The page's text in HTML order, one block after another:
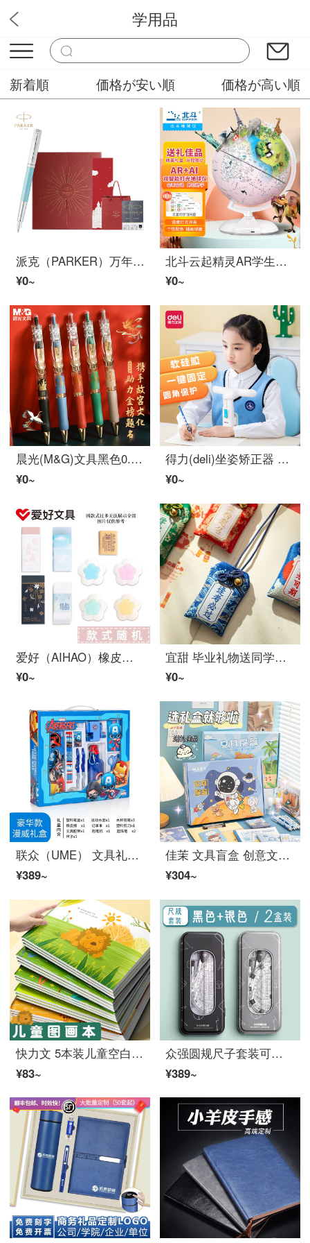
文房具屋
学用品
新着順 価格が安い順 価格が高い順
派克（PARKER）万年筆 签字笔 商务送礼学生男女生日礼物 文具 练字书法 威雅XL无畏蓝墨水笔+梦笔生花礼盒
¥0~
北斗云起精灵AR学生地球仪男孩女孩智能语音儿童生日礼物文具G2095AIGZ公主粉（新）
¥0~
晨光(M&G)文具黑色0.5mm学生ボールペン 按动子弹头签字笔 金榜题名系列高颜值水笔 5支/盒AGPK35Y9
¥0~
得力(deli)坐姿矫正器 学生写字矫正器 儿童纠正写字姿势写作业预防低头正姿支架 一键夹桌款74353蓝
¥0~
爱好（AIHAO）橡皮擦学生考试美术办公2B橡皮 2块 随机橡皮
¥0~
宜甜 毕业礼物送同学金榜题名御守女高考试中考研祈福逢考必过小挂件符生日礼物全班加油励志文具学业男生 逢考必过-蓝色
¥0~
联众（UME） 文具礼盒套装儿童中小学习用品套装生日礼包礼物六一儿童节礼物套装 DM0934A漫威13件套
¥389~
佳茉 文具盲盒 创意文具大礼包六一儿童节礼物学生文具本子书笔套装学生奖品小学生礼品 快乐星球 大号
¥304~
快力文 5本装儿童空白图画本 画画纸绘画本子美术画本幼儿园一年级小学生用画纸涂鸦本手绘加厚白纸画册本
¥83~
众强圆规尺子套装可爱三角尺学生文具用品直尺三角板小学生套尺学生用多功能初中生 尺规 / 黑+银 / 2盒
¥389~